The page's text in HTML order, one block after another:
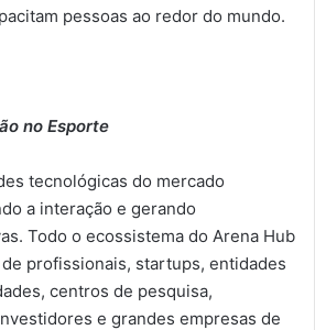
pessoas ao redor do mundo.
no Esporte
tecnológicas do mercado
a interação e gerando
Todo o ecossistema do Arena Hub
profissionais, startups, entidades
centros de pesquisa,
e grandes empresas de